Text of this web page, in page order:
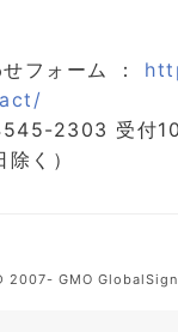
フォーム ：
2303 受付
く）
2007- GMO GlobalSign